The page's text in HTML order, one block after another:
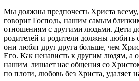
Мы должны предпочесть Христа всему,
говорит Господь, нашим самым
отношениям с другими людьми. Дети
родителей и родители должны любить
они любят друг друга больше, чем
Его. Как ненависть к другим людям, а
нашим, лишает нас общения со
по плоти, любовь без Христа, удаляет